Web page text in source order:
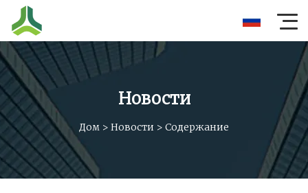
Новости
Дом > Новости > Содержание